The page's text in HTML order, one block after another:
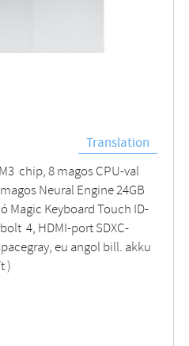
Translation
chip, 8 magos CPU-val
Neural Engine 24GB
Magic Keyboard Touch ID-
4, HDMI-port SDXC-
eu angol bill. akku
)